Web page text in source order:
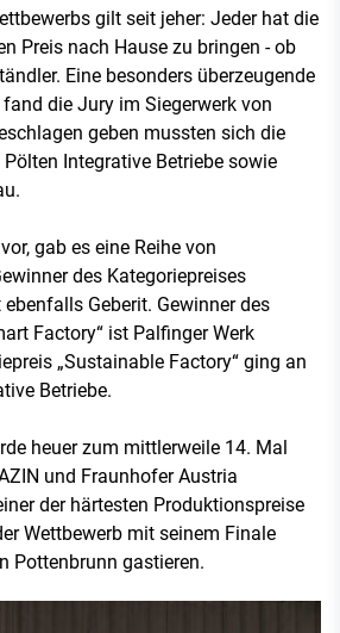
gilt seit jeher: Jeder hat die
Preis nach Hause zu bringen - ob
Eine besonders überzeugende
die Jury im Siegerwerk von
geben mussten sich die
Pölten Integrative Betriebe sowie
gab es eine Reihe von
des Kategoriepreises
ebenfalls Geberit. Gewinner des
Factory“ ist Palfinger Werk
„Sustainable Factory“ ging an
Betriebe.
heuer zum mittlerweile 14. Mal
und Fraunhofer Austria
der härtesten Produktionspreise
Wettbewerb mit seinem Finale
Pottenbrunn gastieren.